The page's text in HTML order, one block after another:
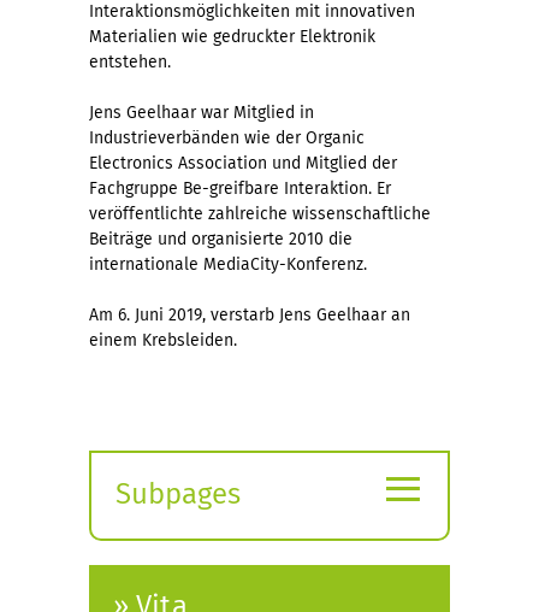
Interaktionsmöglichkeiten mit innovativen
Materialien wie gedruckter Elektronik
entstehen.
Jens Geelhaar war Mitglied in
Industrieverbänden wie der Organic
Electronics Association und Mitglied der
Fachgruppe Be-greifbare Interaktion. Er
veröffentlichte zahlreiche wissenschaftliche
Beiträge und organisierte 2010 die
internationale MediaCity-Konferenz.
Am 6. Juni 2019, verstarb Jens Geelhaar an
einem Krebsleiden.
Subpages
submenu
≡